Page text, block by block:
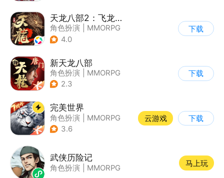
天龙八部2：飞龙战天
角色扮演
MMORPG
| 武侠
4.0
下载
新天龙八部
角色扮演
MMORPG
| 武侠
2.3
下载
完美世界
角色扮演
MMORPG
| 奇幻
3.6
云游戏 下载
武侠历险记
角色扮演 MMORPG
马上玩